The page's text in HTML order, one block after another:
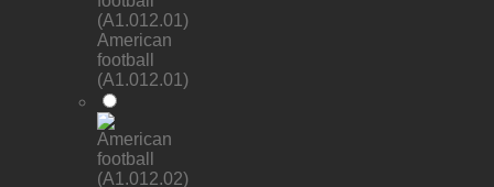
American
football
(A1.012.01)